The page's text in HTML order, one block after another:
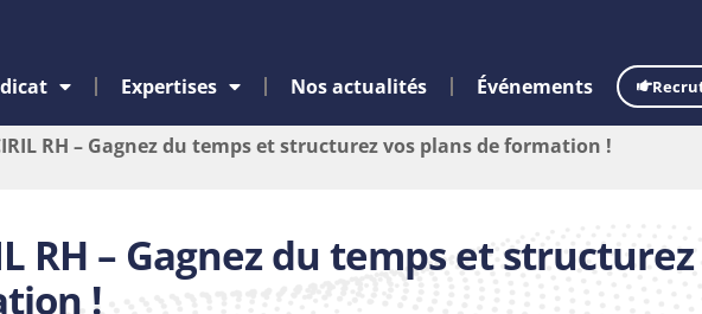
Expertises Nos actualités Événements
RH – Gagnez du temps et structurez vos plans de formation !
RH – Gagnez du temps et
!